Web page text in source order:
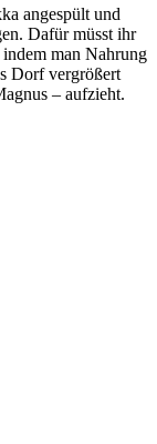
angespült und
Dafür müsst ihr
man Nahrung
Dorf vergrößert
– aufzieht.